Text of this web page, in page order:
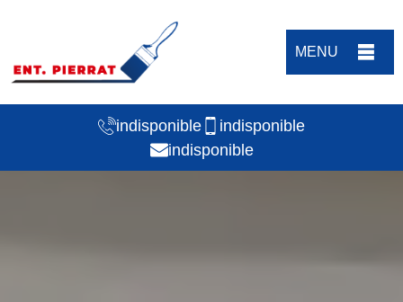
MENU
indisponible
indisponible
indisponible